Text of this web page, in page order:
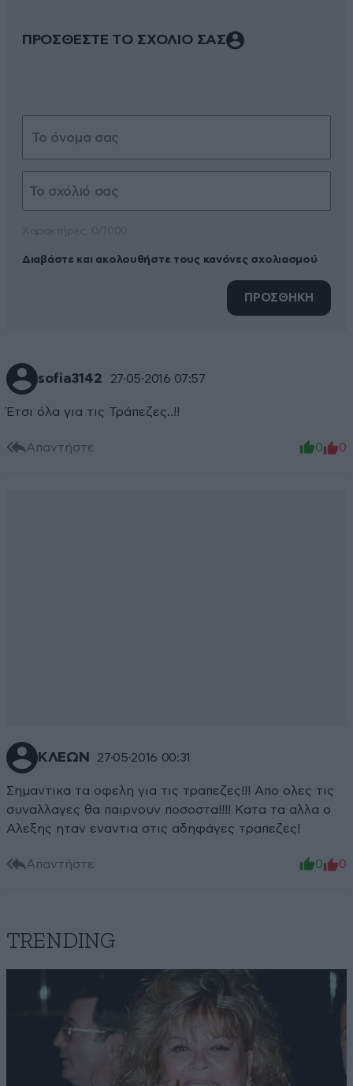
ΠΡΟΣΘΕΣΤΕ ΤΟ ΣΧΟΛΙΟ ΣΑΣ
Διαβάστε και ακολουθήστε τους κανόνες σχολιασμού
ΠΡΟΣΘΗΚΗ
sofia3142 27·05·2016 07:57
Έτσι όλα για τις Τράπεζες..!!
Απαντήστε 0 0
ΚΛΕΩΝ 27·05·2016 00:31
Σημαντικα τα οφελη για τις τραπεζες!!! Απο ολες τις
συναλλαγες θα παιρνουν ποσοστα!!!! Κατα τα αλλα ο
Αλεξης ηταν εναντια στις αδηφάγες τραπεζες!
Απαντήστε 0 0
TRENDING